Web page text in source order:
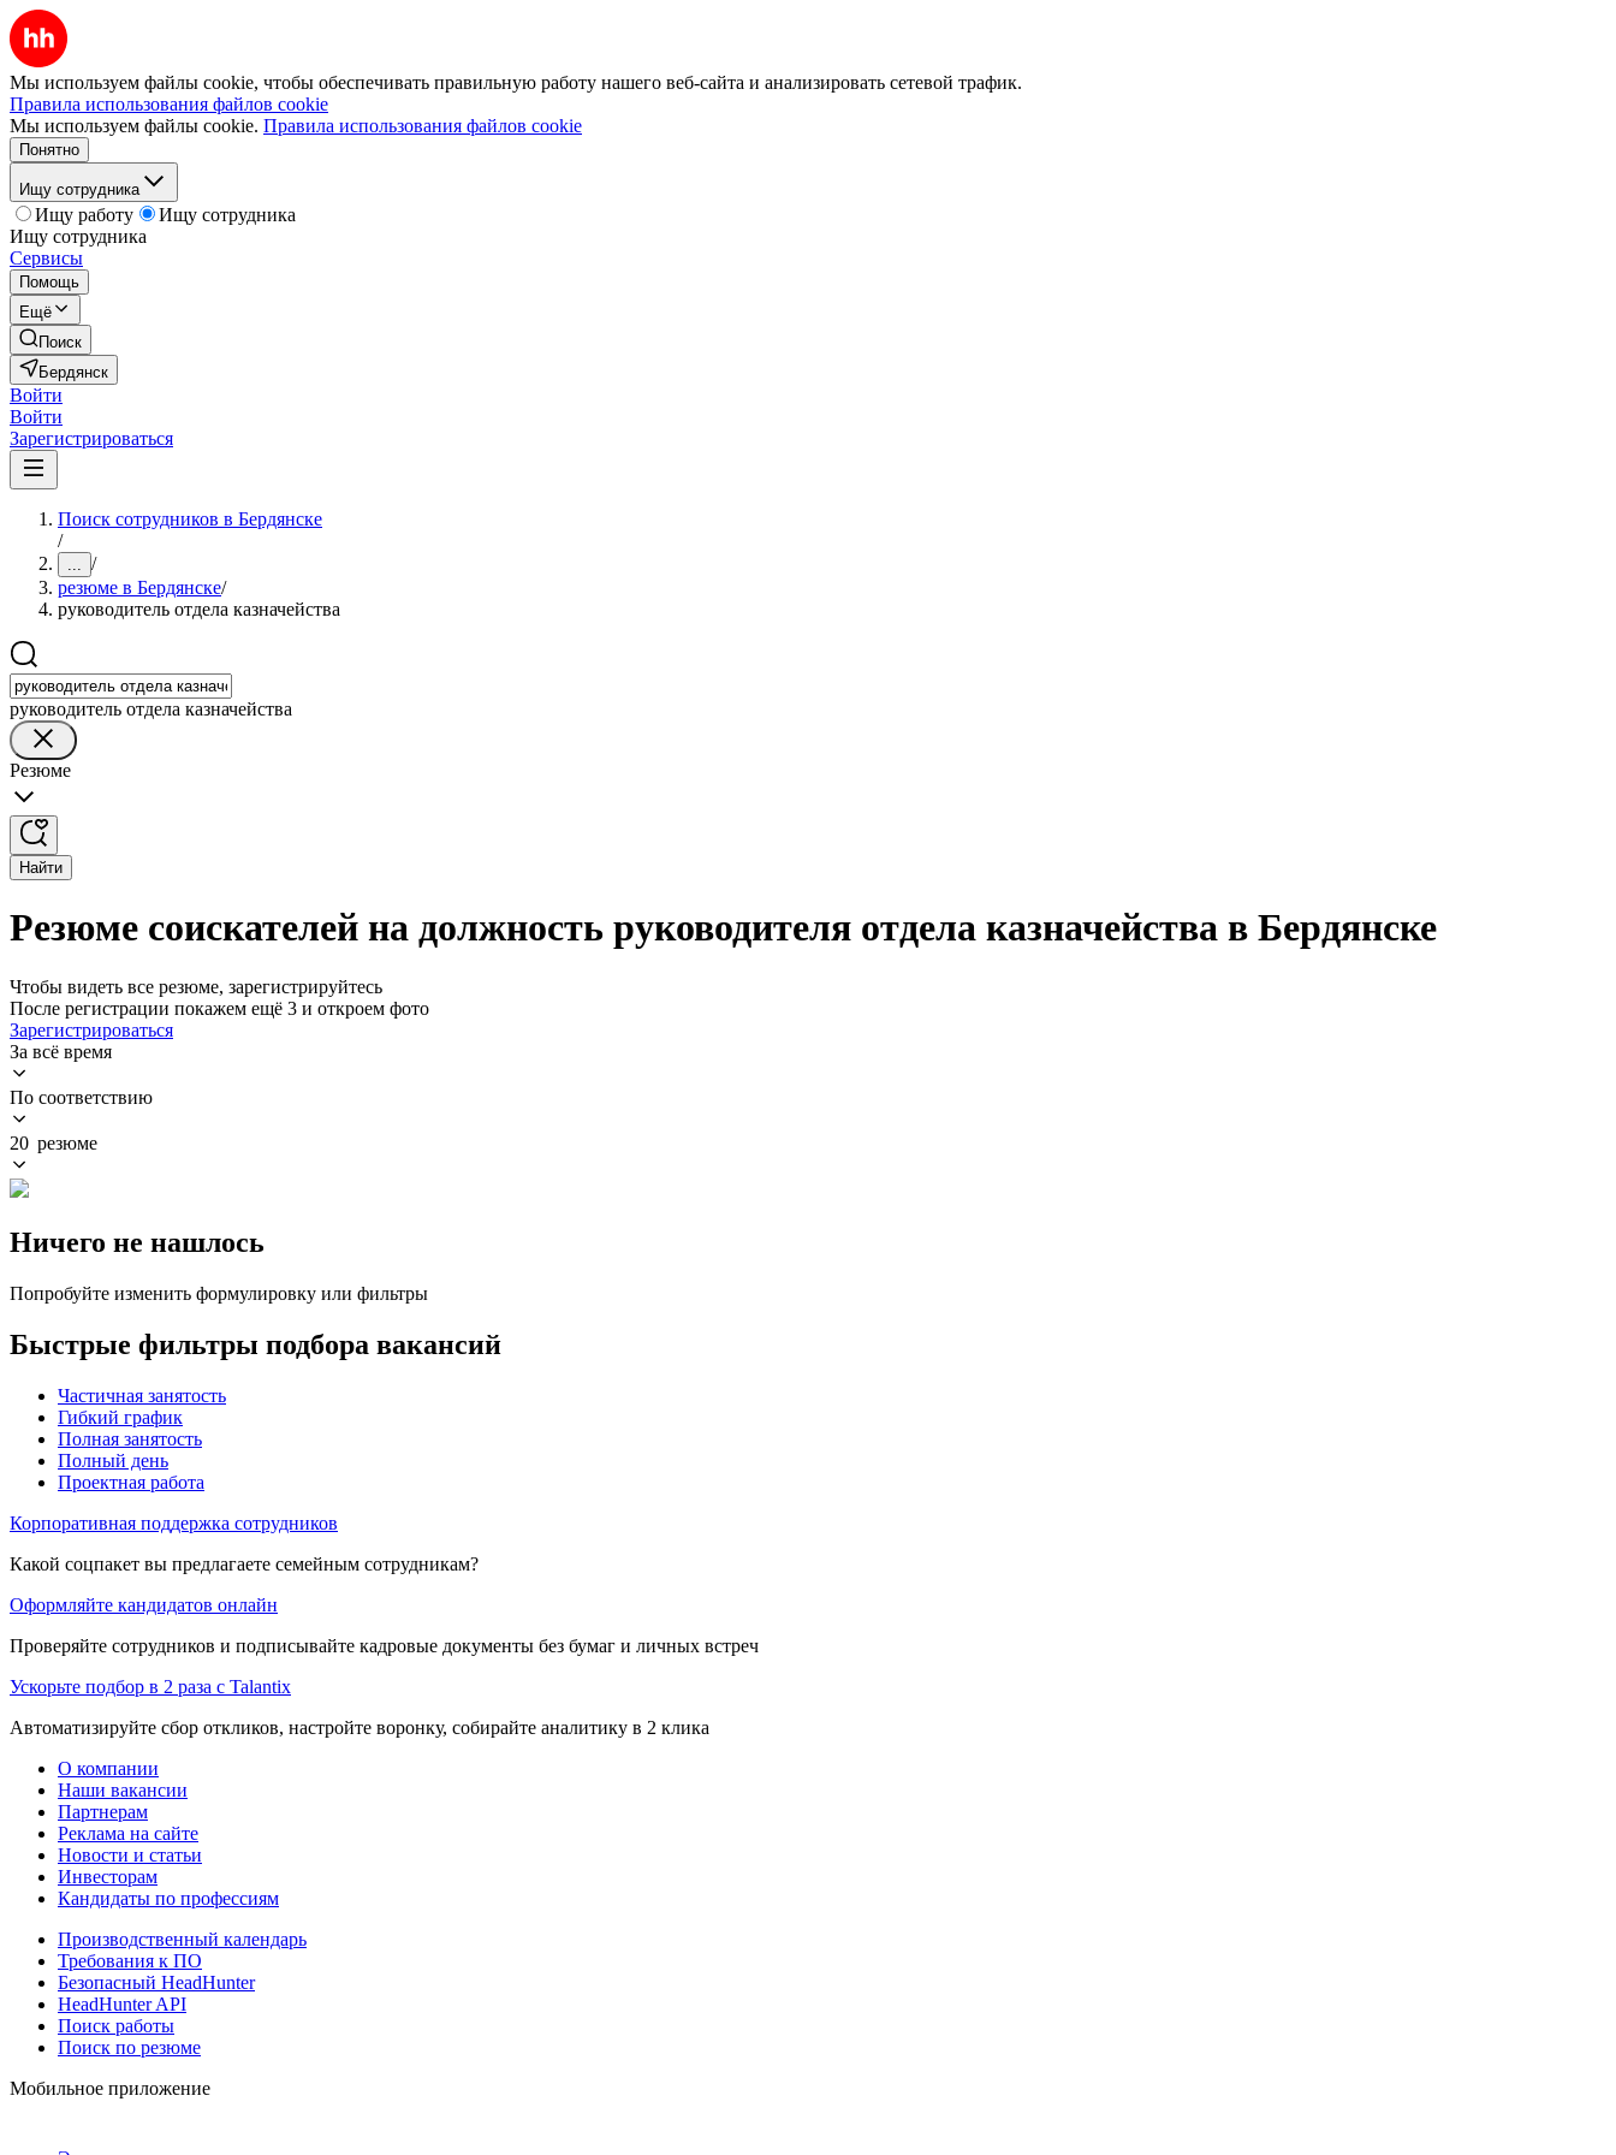
Мы используем файлы cookie, чтобы обеспечивать правильную работу нашего веб-сайта и анализировать сетевой трафик.
Правила использования файлов cookie
Мы используем файлы cookie. Правила использования файлов cookie
Понятно
Ищу сотрудника
Ищу работу
Ищу сотрудника
Ищу сотрудника
Сервисы
Помощь
Ещё
Поиск
Бердянск
Войти
Войти
Зарегистрироваться
Поиск сотрудников в Бердянске
/
... /
резюме в Бердянске/
руководитель отдела казначейства
руководитель отдела казначейства
Резюме
Найти
Резюме соискателей на должность руководителя отдела казначейства в Бердянске
Чтобы видеть все резюме, зарегистрируйтесь
После регистрации покажем ещё 3 и откроем фото
Зарегистрироваться
За всё время
По соответствию
20 резюме
Ничего не нашлось
Попробуйте изменить формулировку или фильтры
Быстрые фильтры подбора вакансий
Частичная занятость
Гибкий график
Полная занятость
Полный день
Проектная работа
Корпоративная поддержка сотрудников
Какой соцпакет вы предлагаете семейным сотрудникам?
Оформляйте кандидатов онлайн
Проверяйте сотрудников и подписывайте кадровые документы без бумаг и личных встреч
Ускорьте подбор в 2 раза с Talantix
Автоматизируйте сбор откликов, настройте воронку, собирайте аналитику в 2 клика
О компании
Наши вакансии
Партнерам
Реклама на сайте
Новости и статьи
Инвесторам
Кандидаты по профессиям
Производственный календарь
Требования к ПО
Безопасный HeadHunter
HeadHunter API
Поиск работы
Поиск по резюме
Мобильное приложение